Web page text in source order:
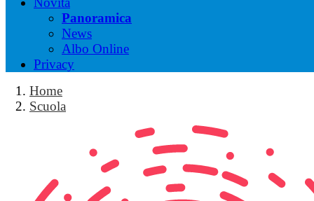
Panoramica
News
Albo Online
Privacy
Home
Scuola